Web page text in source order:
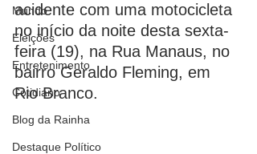
Mundo
Eleições
Entretenimento
Cotidiano
Blog da Rainha
Destaque Político
acidente com uma motocicleta
no início da noite desta sexta-
feira (19), na Rua Manaus, no
bairro Geraldo Fleming, em
Rio Branco.